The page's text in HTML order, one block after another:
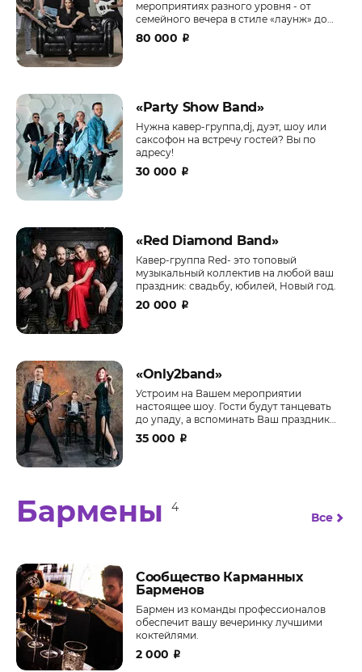
мероприятиях разного уровня - от
семейного вечера в стиле «‎лаунж» до
зажигательных свадеб.
80 000 ₽
«‎Party Show Band»
Нужна кавер-группа,dj, дуэт, шоу или
саксофон на встречу гостей? Вы по
адресу!
30 000 ₽
«Red Diamond Band»
Кавер-группа Rеd- это тoповый
музыкальный коллeктив на любой ваш
пpaздник: cвaдьбу, юбилeй, Hовый год.
20 000 ₽
«‎Only2band»
Устроим на Вашем мероприятии
настоящее шоу. Гости будут танцевать
до упаду, а вспоминать Ваш праздник
будут годами!
35 000 ₽
Бармены 4
Все
Сообщество Карманных
Барменов
Бармен из команды профессионалов
обеспечит вашу вечеринку лучшими
коктейлями.
2 000 ₽